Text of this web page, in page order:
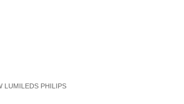
PHILIPS